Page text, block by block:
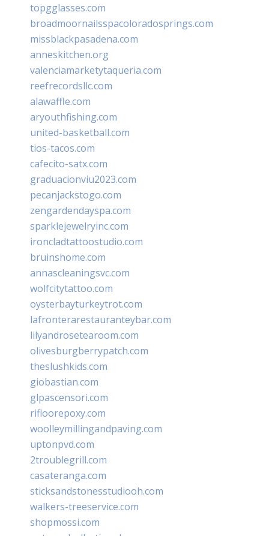
topgglasses.com
broadmoornailsspacoloradosprings.com
missblackpasadena.com
anneskitchen.org
valenciamarketytaqueria.com
reefrecordsllc.com
alawaffle.com
aryouthfishing.com
united-basketball.com
tios-tacos.com
cafecito-satx.com
graduacionviu2023.com
pecanjackstogo.com
zengardendayspa.com
sparklejewelryinc.com
ironcladtattoostudio.com
bruinshome.com
annascleaningsvc.com
wolfcitytattoo.com
oysterbayturkeytrot.com
lafronterarestauranteybar.com
lilyandrosetearoom.com
olivesburgberrypatch.com
theslushkids.com
giobastian.com
glpascensori.com
rifloorepoxy.com
woolleymillingandpaving.com
uptonpvd.com
2troublegrill.com
casateranga.com
sticksandstonesstudiooh.com
walkers-treeservice.com
shopmossi.com